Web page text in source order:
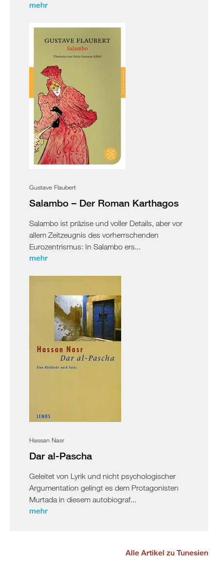
mehr
Gustave Flaubert
Salambo – Der Roman Karthagos
Salambo ist präzise und voller Details, aber vor
allem Zeitzeugnis des vorherrschenden
Eurozentrismus: In Salambo ers...
mehr
Hassan Nasr
Dar al-Pascha
Geleitet von Lyrik und nicht psychologischer
Argumentation gelingt es dem Protagonisten
Murtada in diesem autobiograf...
mehr
Alle Artikel zu Tunesien